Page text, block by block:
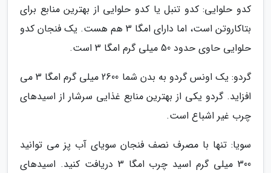
کدو حلوایی: کدو تنبل یا کدو حلوایی از بهترین منابع برای
بتاکاروتن است، اما دارای امگا 3 هم هست. یک فنجان کدو
حلوایی حاوی حدود 50 میلی گرم امگا 3 است.
گردو: یک اونس گردو به بدن شما 2600 میلی گرم امگا 3 می
افزاید. گردو یکی از بهترین منابع غذایی سرشار از اسیدهای
چرب غیر اشباع است.
سویا: تنها با مصرف نصف فنجان سویای آب پز می توانید
300 میلی گرم اسید چرب امگا 3 دریافت کنید. اسیدهای